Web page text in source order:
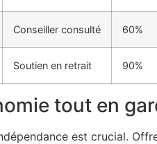
Conseiller consulté 60%
Soutien en retrait 90%
tout en
est crucial.